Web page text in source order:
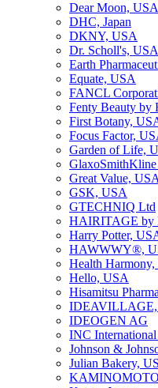
Dear Moon, USA
DHC, Japan
DKNY, USA
Dr. Scholl's, USA
Earth
Equate, USA
FANCL
Fenty Beauty by
First Botany,
Focus Factor,
Garden of Life,
GlaxoSmithKline
Great Value, USA
GSK, USA
GTECHNIQ Ltd
HAIRITAGE by
Harry Potter,
HAWWWY®,
Health
Hello, USA
Hisamitsu
IDEAVILLAGE,
IDEOGEN AG
INC International
Johnson &
Julian Bakery,